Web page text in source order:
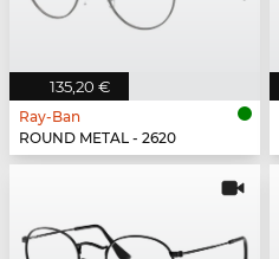
135,20 €
Ray-Ban
ROUND METAL - 2620